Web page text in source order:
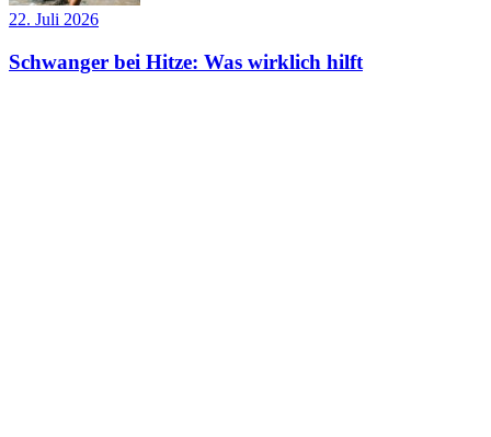
22. Juli 2026
Schwanger bei Hitze: Was wirklich hilft